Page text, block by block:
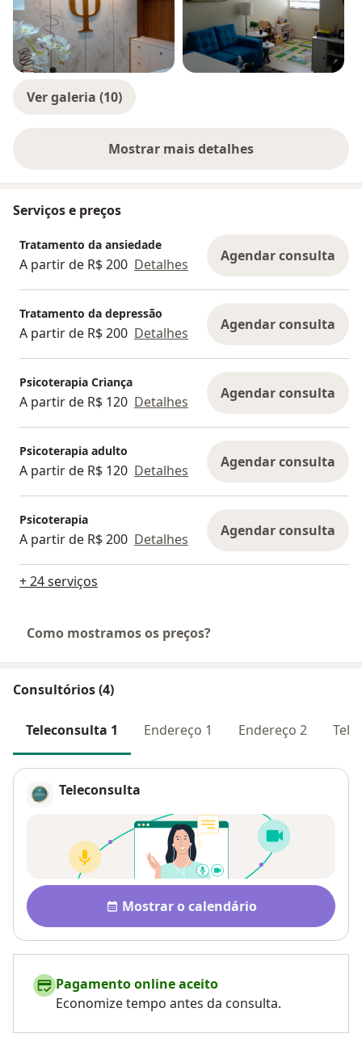
Ver galeria (10)
Mostrar mais detalhes
sobre a experiência
Serviços e preços
Tratamento da ansiedade
A partir de R$ 200 Detalhes Agendar consulta
Tratamento da depressão
A partir de R$ 200 Detalhes Agendar consulta
Psicoterapia Criança
A partir de R$ 120 Detalhes Agendar consulta
Psicoterapia adulto
A partir de R$ 120 Detalhes Agendar consulta
Psicoterapia
A partir de R$ 200 Detalhes Agendar consulta
+ 24 serviços
Como mostramos os preços?
Consultórios (4)
Teleconsulta 1 Endereço 1 Endereço 2
Teleconsulta
Disponibilidade
Mostrar o calendário
Pagamento online aceito
Economize tempo antes da consulta.